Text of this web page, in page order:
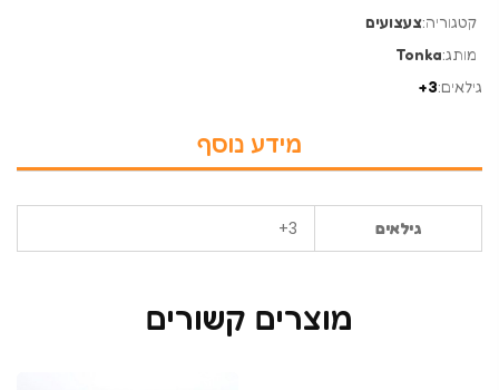
קטגוריה:צעצועים
מותג:Tonka
גילאים:3+
מידע נוסף
גילאים 3+
מוצרים קשורים